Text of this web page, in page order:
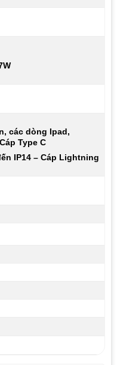
các dòng Ipad,
Type C
IP14 – Cáp Lightning